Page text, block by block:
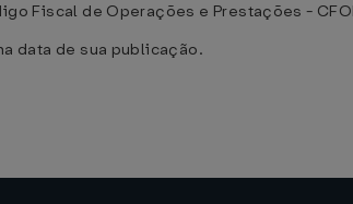
Fiscal de Operações e Prestações -
data de sua publicação.